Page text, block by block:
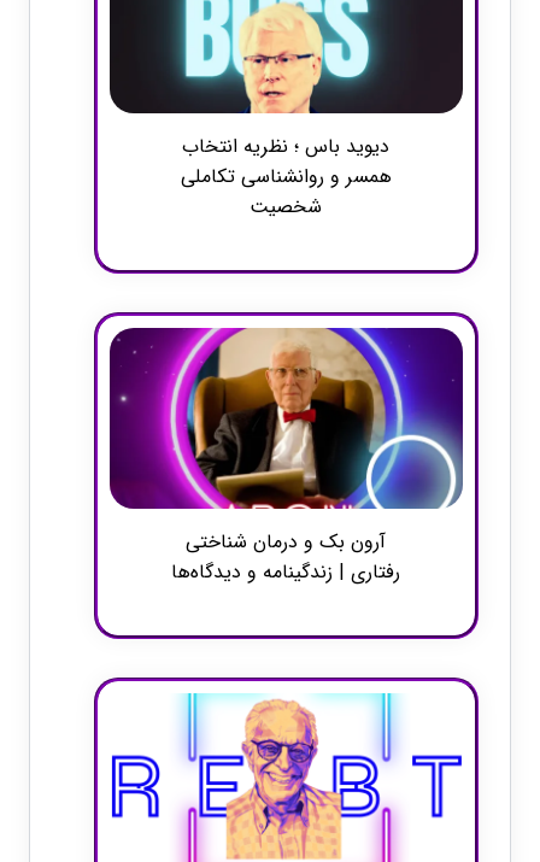
دیوید باس ؛ نظریه انتخاب
همسر و روانشناسی تکاملی
شخصیت
آرون بک و درمان شناختی
رفتاری | زندگینامه و دیدگاه‌ها